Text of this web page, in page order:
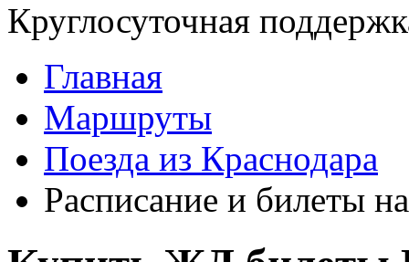
Круглосуточная
Главная
Маршруты
Поезда из Краснодара
Расписание и билеты